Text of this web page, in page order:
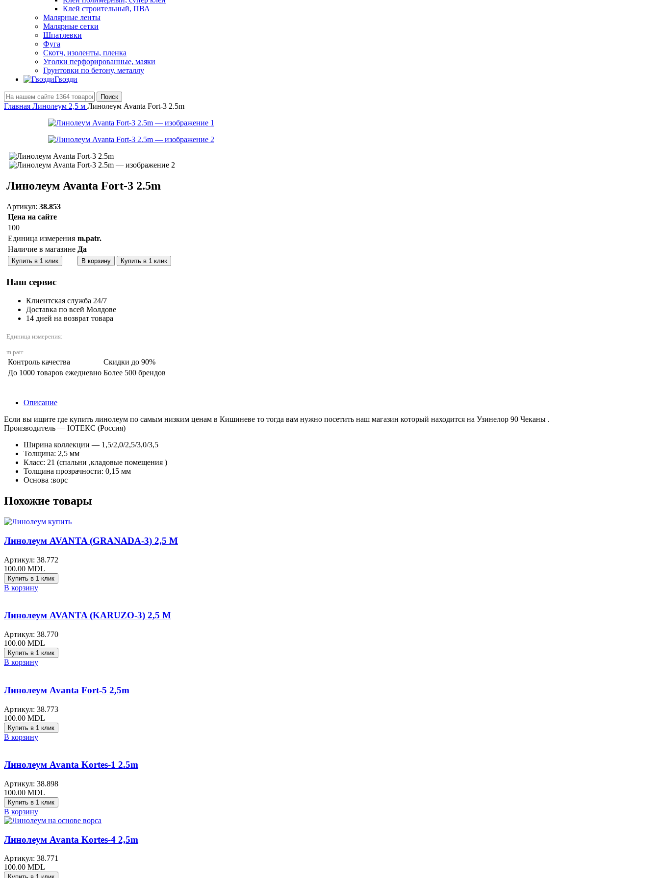
Клей строительный, ПВА
Малярные ленты
Малярные сетки
Шпатлевки
Фуга
Скотч, изоленты, пленка
Уголки перфорированные, маяки
Грунтовки по бетону, металлу
Гвозди
Поиск
Главная Линолеум 2,5 м Линолеум Avanta Fort-3 2.5m
Линолеум Avanta Fort-3 2.5m
Артикул: 38.853
Цена на сайте
100
Единица измерения m.patr.
Наличие в магазине Да
Купить в 1 клик Количество:
В корзину Купить в 1 клик
Наш сервис
Клиентская служба 24/7
Доставка по всей Молдове
14 дней на возврат товара
Единица измерения:
m.patr.
Контроль качества
Скидки до 90%
До 1000 товаров ежедневно Более 500 брендов
Описание
Если вы ищите где купить линолеум по самым низким ценам в Кишиневе то тогда вам нужно посетить наш магазин который находится на Узинелор 90 Чеканы .
Производитель — ЮТЕКС (Россия)
Ширина коллекции — 1,5/2,0/2,5/3,0/3,5
Толщина: 2,5 мм
Класс: 21 (спальни ,кладовые помещения )
Толщина прозрачности: 0,15 мм
Основа :ворс
Похожие товары
Линолеум AVANTA (GRANADA-3) 2,5 M
Артикул: 38.772
100.00 MDL
Купить в 1 клик
В корзину
Линолеум AVANTA (KARUZO-3) 2,5 M
Артикул: 38.770
100.00 MDL
Купить в 1 клик
В корзину
Линолеум Avanta Fort-5 2,5m
Артикул: 38.773
100.00 MDL
Купить в 1 клик
В корзину
Линолеум Avanta Kortes-1 2.5m
Артикул: 38.898
100.00 MDL
Купить в 1 клик
В корзину
Линолеум Avanta Kortes-4 2,5m
Артикул: 38.771
100.00 MDL